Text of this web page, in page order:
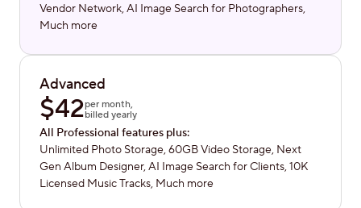
Vendor Network, AI Image Search for Photographers,
Much more
Advanced
$42per month,
billed yearly
All Professional features plus:
Unlimited Photo Storage, 60GB Video Storage, Next
Gen Album Designer, AI Image Search for Clients, 10K
Licensed Music Tracks, Much more